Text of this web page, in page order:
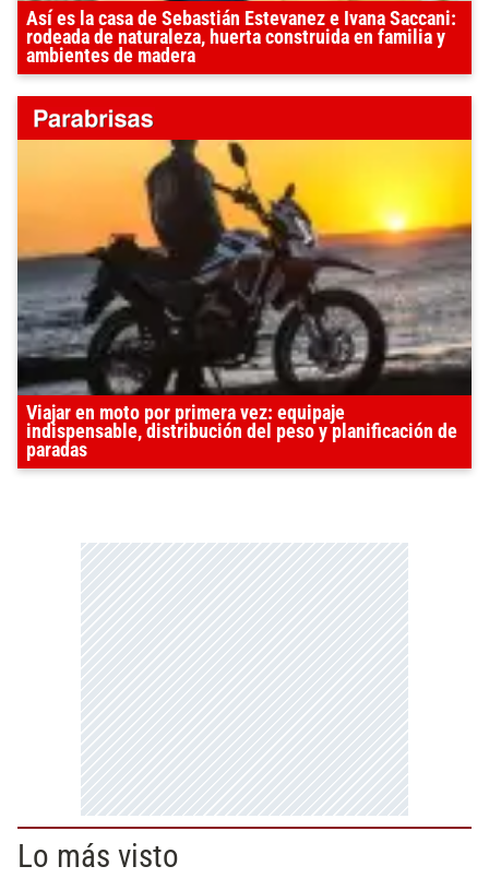
Así es la casa de Sebastián Estevanez e Ivana Saccani:
rodeada de naturaleza, huerta construida en familia y
ambientes de madera
Viajar en moto por primera vez: equipaje
indispensable, distribución del peso y planificación de
paradas
Lo más visto